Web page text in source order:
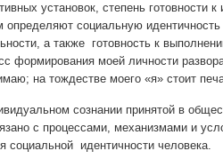
установок, степень готовности
определяют социальную
а также готовность к
формирования моей личности
на тождестве моего «я» стоит
сознании принятой в
с процессами, механизмами и
социальной идентичности человека.